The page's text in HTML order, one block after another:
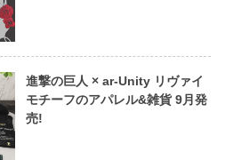
進撃の巨人 × ar-Unity リヴァイ
モチーフのアパレル&雑貨 9月発
売!